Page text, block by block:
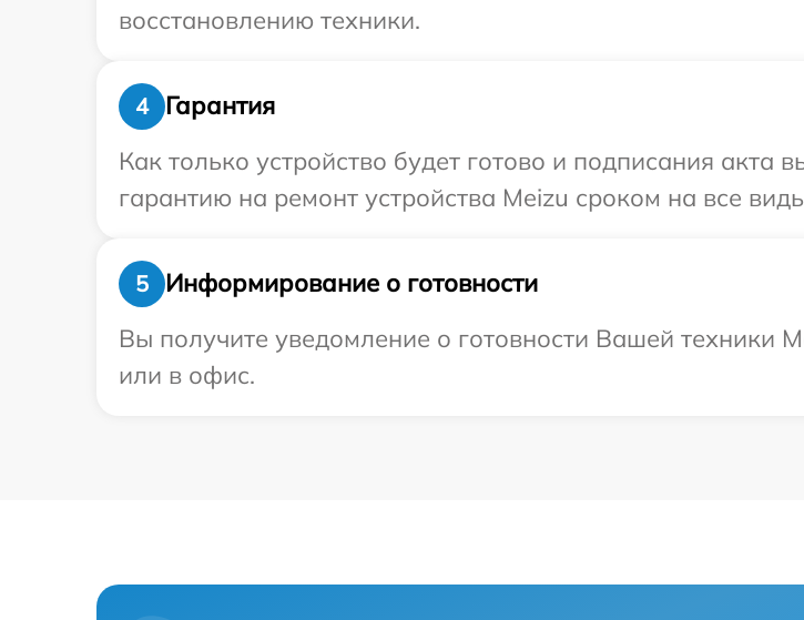
восстановлению техники.
4
Гарантия
Как только устройство будет готово и подписания
гарантию на ремонт устройства Meizu сроком на все
5
Информирование о готовности
Вы получите уведомление о готовности Вашей техники
или в офис.